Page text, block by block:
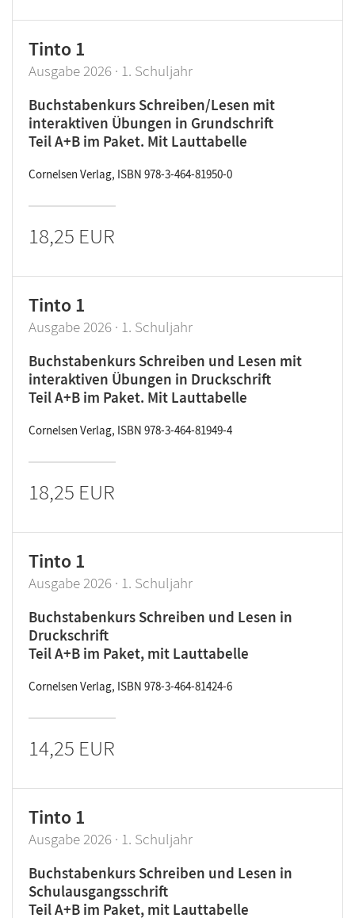
Tinto 1
Ausgabe 2026 · 1. Schuljahr
Buchstabenkurs Schreiben/Lesen mit
interaktiven Übungen in Grundschrift
Teil A+B im Paket. Mit Lauttabelle
Cornelsen Verlag, ISBN 978-3-464-81950-0
18,25 EUR
Tinto 1
Ausgabe 2026 · 1. Schuljahr
Buchstabenkurs Schreiben und Lesen mit
interaktiven Übungen in Druckschrift
Teil A+B im Paket. Mit Lauttabelle
Cornelsen Verlag, ISBN 978-3-464-81949-4
18,25 EUR
Tinto 1
Ausgabe 2026 · 1. Schuljahr
Buchstabenkurs Schreiben und Lesen in
Druckschrift
Teil A+B im Paket, mit Lauttabelle
Cornelsen Verlag, ISBN 978-3-464-81424-6
14,25 EUR
Tinto 1
Ausgabe 2026 · 1. Schuljahr
Buchstabenkurs Schreiben und Lesen in
Schulausgangsschrift
Teil A+B im Paket, mit Lauttabelle